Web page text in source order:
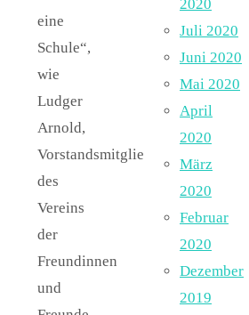
eine
Schule“,
wie
Ludger
Arnold,
Vorstandsmitglied
des
Vereins
der
Freundinnen
und
2020
Juli 2020
Juni 2020
Mai 2020
April
2020
März
2020
Februar
2020
Dezember
2019